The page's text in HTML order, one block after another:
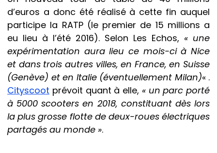
d’euros a donc été réalisé à cette fin auquel
participe la RATP (le premier de 15 millions a
eu lieu à l’été 2016). Selon Les Echos, « une
expérimentation aura lieu ce mois-ci à Nice
et dans trois autres villes, en France, en Suisse
(Genève) et en Italie (éventuellement Milan)« .
Cityscoot prévoit quant à elle, « un parc porté
à 5000 scooters en 2018, constituant dès lors
la plus grosse flotte de deux-roues électriques
partagés au monde ».